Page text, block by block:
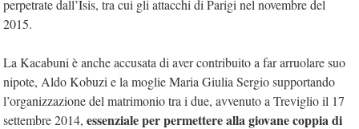
perpetrate dall’Isis, tra cui gli attacchi di Parigi nel novembre del
2015.
La Kacabuni è anche accusata di aver contribuito a far arruolare suo
nipote, Aldo Kobuzi e la moglie Maria Giulia Sergio supportando
l’organizzazione del matrimonio tra i due, avvenuto a Treviglio il 17
settembre 2014, essenziale per permettere alla giovane coppia di